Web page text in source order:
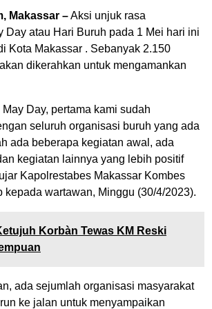
Makassar –Aksi unjuk rasa
Day atau Hari Buruh pada 1 Mei hari ini
Kota Makassar . Sebanyak 2.150
dikerahkan untuk mengamankan
Day, pertama kami sudah
seluruh organisasi buruh yang ada
ada beberapa kegiatan awal, ada
kegiatan lainnya yang lebih positif
Kapolrestabes Makassar Kombes
kepada wartawan, Minggu (30/4/2023).
Korbàn Tewas KM Reski
ada sejumlah organisasi masyarakat
ke jalan untuk menyampaikan